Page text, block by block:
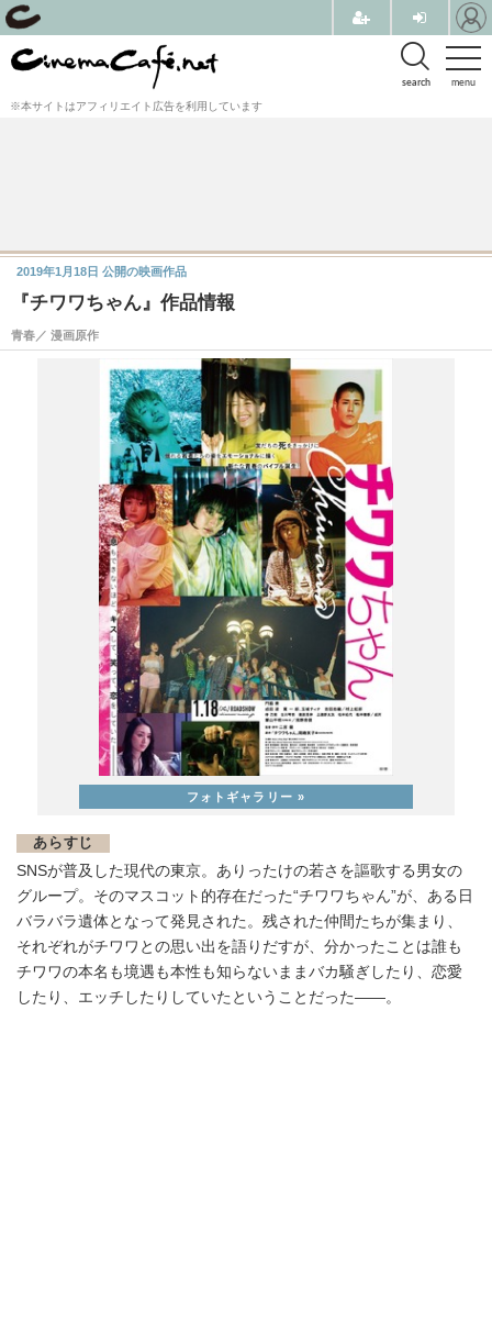
menu
search
※本サイトはアフィリエイト広告を利用しています
『チワワちゃん』作品情報
青春／ 漫画原作
2019年1月18日 公開の映画作品
あらすじ
SNSが普及した現代の東京。ありったけの若さを謳歌する男女の
グループ。そのマスコット的存在だった“チワワちゃん”が、ある日
バラバラ遺体となって発見された。残された仲間たちが集まり、
それぞれがチワワとの思い出を語りだすが、分かったことは誰も
チワワの本名も境遇も本性も知らないままバカ騒ぎしたり、恋愛
したり、エッチしたりしていたということだった――。